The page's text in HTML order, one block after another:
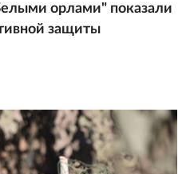
орлами" показали
защиты